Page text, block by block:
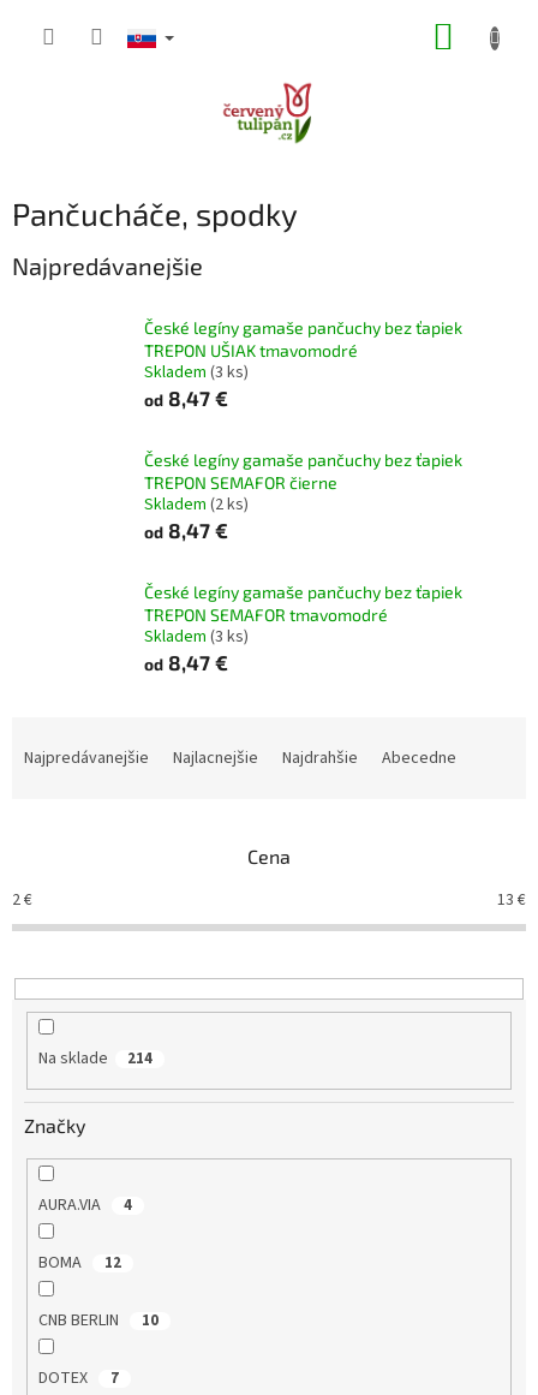
Pančucháče, spodky
Najpredávanejšie
České legíny gamaše pančuchy bez ťapiek
TREPON UŠIAK tmavomodré
Skladem (3 ks)
od 8,47 €
České legíny gamaše pančuchy bez ťapiek
TREPON SEMAFOR čierne
Skladem (2 ks)
od 8,47 €
České legíny gamaše pančuchy bez ťapiek
TREPON SEMAFOR tmavomodré
Skladem (3 ks)
od 8,47 €
e
p
r
d
Najpredávanejšie Najlacnejšie Najdrahšie Abecedne
Cena
2€ 13 €
Na sklade 214
Značky
AURA.VIA 4
BOMA 12
CNB BERLIN 10
DOTEX 7